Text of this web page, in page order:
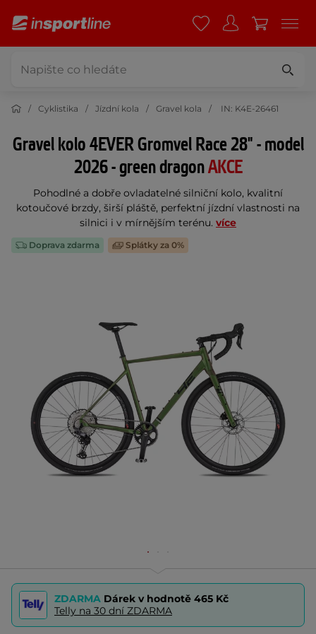
Cyklistika Jízdní kola Gravel kola IN: K4E-26461
Gravel kolo 4EVER Gromvel Race 28" - model
2026 - green dragonAKCE
Pohodlné a dobře ovladatelné silniční kolo, kvalitní
kotoučové brzdy, širší pláště, perfektní jízdní vlastnosti na
silnici i v mírnějším terénu. více
Doprava zdarma Splátky za 0%
ZDARMA Dárek v hodnotě 465 Kč
Telly na 30 dní ZDARMA